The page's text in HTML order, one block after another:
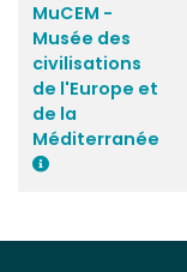
MuCEM -
Musée des
civilisations
de l'Europe et
de la
Méditerranée